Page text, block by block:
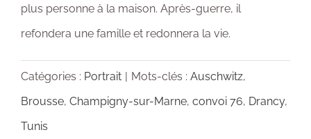
plus personne à la maison. Après-guerre, il
refondera une famille et redonnera la vie.
Catégories : Portrait | Mots-clés : Auschwitz,
Brousse, Champigny-sur-Marne, convoi 76, Drancy,
Tunis